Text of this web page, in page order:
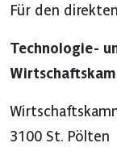
Für den
Technologie-
3100 St. Pölten